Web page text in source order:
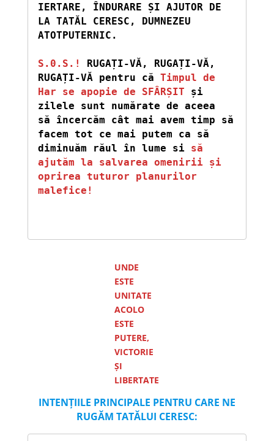
IERTARE, ÎNDURARE ȘI AJUTOR DE
LA TATĂL CERESC, DUMNEZEU
ATOTPUTERNIC.
S.0.S.!
RUGAȚI-VĂ, RUGAȚI-VĂ,
RUGAȚI-VĂ pentru că Timpul de
Har se apopie de SFÂRȘIT și
zilele sunt numărate de aceea
să încercăm cât mai avem timp să
facem tot ce mai putem ca să
diminuăm răul în lume si să
ajutăm la salvarea omenirii și
oprirea tuturor planurilor
malefice!
UNDE
ESTE
UNITATE
ACOLO
ESTE
PUTERE,
VICTORIE
ȘI
LIBERTATE
INTENȚIILE PRINCIPALE PENTRU CARE NE
RUGĂM TATĂLUI CERESC: